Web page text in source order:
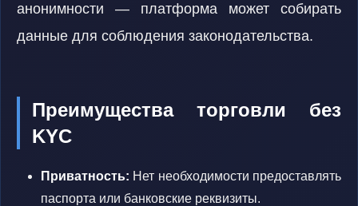
анонимности — платформа может собирать
данные для соблюдения законодательства.
Преимущества торговли без
KYC
Приватность: Нет необходимости предоставлять
паспорта или банковские реквизиты.